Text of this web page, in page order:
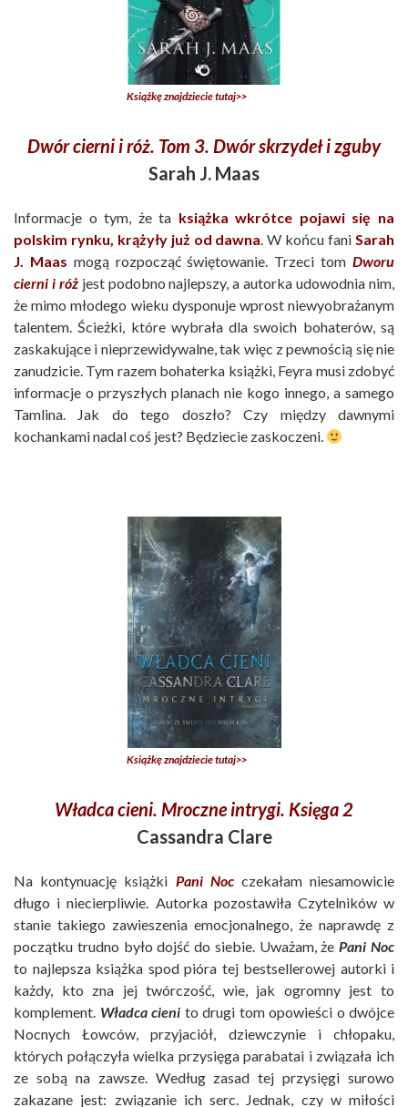
Książkę znajdziecie tutaj>>
Dwór cierni i róż. Tom 3. Dwór skrzydeł i zguby
Sarah J. Maas
Informacje o tym, że ta książka wkrótce pojawi się na
polskim rynku, krążyły już od dawna. W końcu faniSarah
J. Maas mogą rozpocząć świętowanie. Trzeci tomDworu
cierni i różjest podobno najlepszy, a autorka udowodnia nim,
że mimo młodego wieku dysponuje wprost niewyobrażanym
talentem. Ścieżki, które wybrała dla swoich bohaterów, są
zaskakujące i nieprzewidywalne, tak więc z pewnością się nie
zanudzicie. Tym razem bohaterka książki, Feyra musi zdobyć
informacje o przyszłych planach nie kogo innego, a samego
Tamlina. Jak do tego doszło? Czy między dawnymi
kochankami nadal coś jest? Będziecie zaskoczeni.
Książkę znajdziecie tutaj>>
Władca cieni. Mroczne intrygi. Księga 2
Cassandra Clare
Na kontynuację książki Pani Nocczekałam niesamowicie
długo i niecierpliwie. Autorka pozostawiła Czytelników w
stanie takiego zawieszenia emocjonalnego, że naprawdę z
początku trudno było dojść do siebie. Uważam, że Pani Noc
to najlepsza książka spod pióra tej bestsellerowej autorki i
każdy, kto zna jej twórczość, wie, jak ogromny jest to
komplement. Władca cieni to drugi tom opowieści o dwójce
Nocnych Łowców, przyjaciół, dziewczynie i chłopaku,
których połączyła wielka przysięga parabatai i związała ich
ze sobą na zawsze. Według zasad tej przysięgi surowo
zakazane jest: związanie ich serc. Jednak, czy w miłości